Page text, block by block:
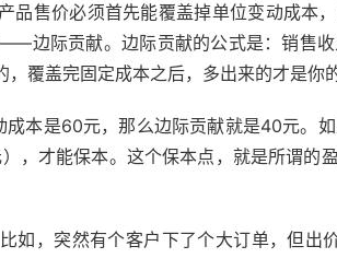
品售价必须首先能覆盖掉单位变动成本
边际贡献。边际贡献的公式是：销售
覆盖完固定成本之后，多出来的才是你
本是60元，那么边际贡献就是40元。
，才能保本。这个保本点，就是所谓的
如，突然有个客户下了个大订单，但出